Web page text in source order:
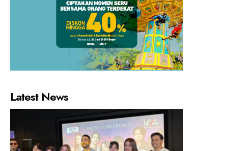
Latest News